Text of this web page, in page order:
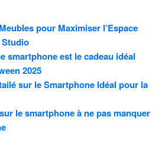
pour Maximiser l’Espace
smartphone est le cadeau idéal
2025
sur le Smartphone Idéal pour la
le smartphone à ne pas manquer